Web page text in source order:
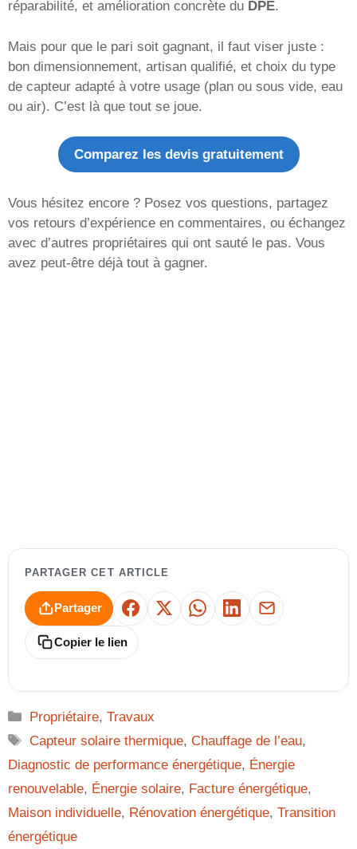
réparabilité, et amélioration concrète du DPE.
Mais pour que le pari soit gagnant, il faut viser juste :
bon dimensionnement, artisan qualifié, et choix du type
de capteur adapté à votre usage (plan ou sous vide, eau
ou air). C’est là que tout se joue.
Comparez les devis gratuitement
Vous hésitez encore ? Posez vos questions, partagez
vos retours d’expérience en commentaires, ou échangez
avec d’autres propriétaires qui ont sauté le pas. Vous
avez peut-être déjà tout à gagner.
PARTAGER CET ARTICLE
Partager Facebook
X WhatsAppLinkedInE-mail
Copier le lien
Catégories
Propriétaire,Travaux
Étiquettes
Capteur solaire thermique,Chauffage de l’eau,
Diagnostic de performance énergétique, Énergie
renouvelable, Énergie solaire, Facture énergétique,
Maison individuelle, Rénovation énergétique, Transition
énergétique